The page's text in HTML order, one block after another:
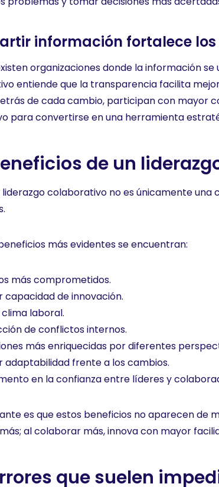
información fortalece los
organizaciones donde la información
entiende que la transparencia facilita
de cada cambio, participan con mayor
para convertirse en una herramienta
de un
liderazgo colaborativo no es únicamente
más evidentes se encuentran:
más comprometidos.
capacidad de innovación.
laboral.
de conflictos internos.
más enriquecidas por diferentes
adaptabilidad frente a los cambios.
en la confianza entre líderes y
es que estos beneficios no aparecen de
al colaborar más, innova con mayor
que suelen